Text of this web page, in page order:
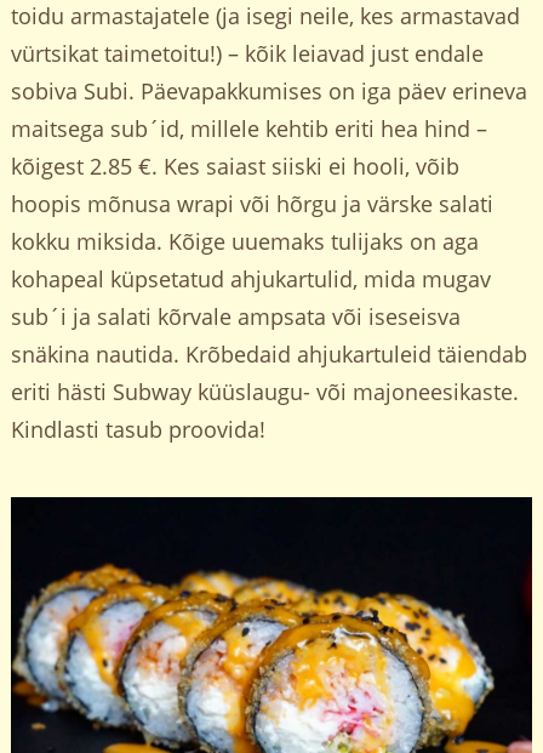
toidu armastajatele (ja isegi neile, kes armastavad
vürtsikat taimetoitu!) – kõik leiavad just endale
sobiva Subi. Päevapakkumises on iga päev erineva
maitsega sub´id, millele kehtib eriti hea hind –
kõigest 2.85 €. Kes saiast siiski ei hooli, võib
hoopis mõnusa wrapi või hõrgu ja värske salati
kokku miksida. Kõige uuemaks tulijaks on aga
kohapeal küpsetatud ahjukartulid, mida mugav
sub´i ja salati kõrvale ampsata või iseseisva
snäkina nautida. Krõbedaid ahjukartuleid täiendab
eriti hästi Subway küüslaugu- või majoneesikaste.
Kindlasti tasub proovida!